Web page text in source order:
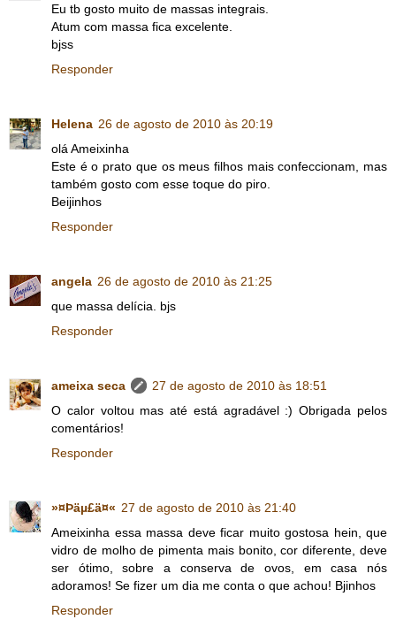
Eu tb gosto muito de massas integrais.
Atum com massa fica excelente.
bjss
Responder
Helena 26 de agosto de 2010 às 20:19
olá Ameixinha
Este é o prato que os meus filhos mais confeccionam, mas
também gosto com esse toque do piro.
Beijinhos
Responder
angela 26 de agosto de 2010 às 21:25
que massa delícia. bjs
Responder
ameixa seca
27 de agosto de 2010 às 18:51
O calor voltou mas até está agradável :) Obrigada pelos
comentários!
Responder
»¤Þäµ£ä¤« 27 de agosto de 2010 às 21:40
Ameixinha essa massa deve ficar muito gostosa hein, que
vidro de molho de pimenta mais bonito, cor diferente, deve
ser ótimo, sobre a conserva de ovos, em casa nós
adoramos! Se fizer um dia me conta o que achou! Bjinhos
Responder